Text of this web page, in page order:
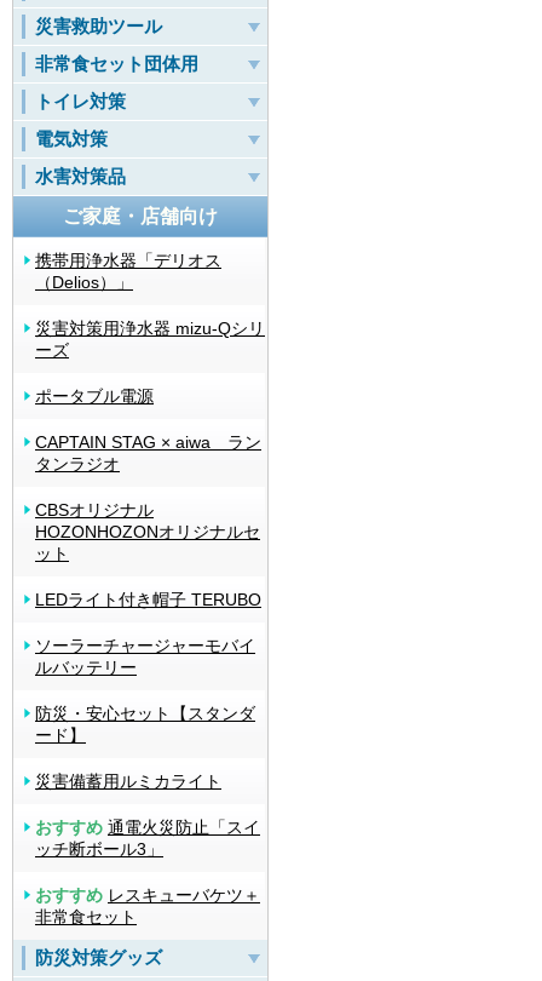
災害救助ツール
非常食セット団体用
トイレ対策
電気対策
水害対策品
ご家庭・店舗向け
携帯用浄水器「デリオス
（Delios）」
災害対策用浄水器 mizu-Qシリ
ーズ
ポータブル電源
CAPTAIN STAG × aiwa ラン
タンラジオ
CBSオリジナル
HOZONHOZONオリジナルセ
ット
LEDライト付き帽子 TERUBO
ソーラーチャージャーモバイ
ルバッテリー
防災・安心セット【スタンダ
ード】
災害備蓄用ルミカライト
おすすめ 通電火災防止「スイ
ッチ断ボール3」
おすすめ レスキューバケツ＋
非常食セット
防災対策グッズ